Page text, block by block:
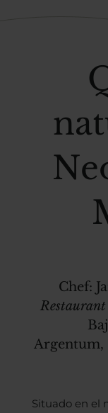
Chef:
Restaurant
Argentum,
Situado en el